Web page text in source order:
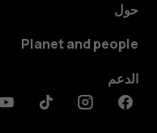
حول
Planet and people
الدعم
Facebook
Instagram
Tiktok